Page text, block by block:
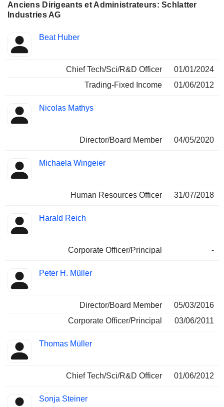
Anciens Dirigeants et Administrateurs: Schlatter
Industries AG
Insider
Fonctions
Beat Huber
Chief Tech/Sci/R&D Officer
01/01/2024
Trading-Fixed Income
01/06/2012
Nicolas Mathys
Director/Board Member 04/05/2020
Michaela Wingeier
Human Resources Officer 31/07/2018
Harald Reich
Corporate Officer/Principal -
Peter H. Müller
Director/Board Member
05/03/2016
Corporate Officer/Principal
03/06/2011
Thomas Müller
Chief Tech/Sci/R&D Officer 01/06/2012
Sonja Steiner